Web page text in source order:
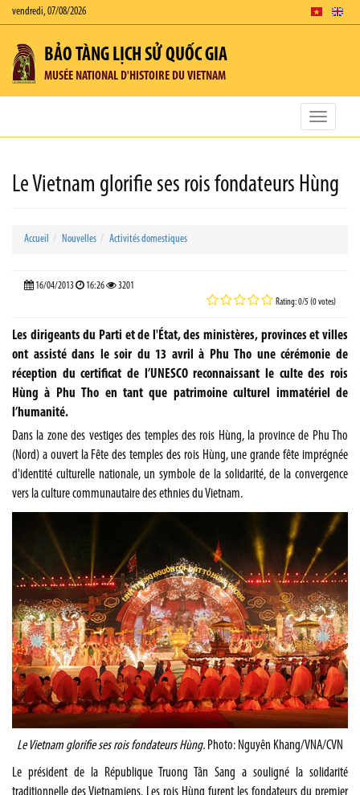
vendredi, 07/08/2026
BẢO TÀNG LỊCH SỬ QUỐC GIA
MUSÉE NATIONAL D'HISTOIRE DU VIETNAM
Toggle
Le Vietnam glorifie ses rois fondateurs Hùng
Accueil Nouvelles Activités domestiques
16/04/2013 16:26 3201
Rating: 0/5 (0 votes)
Les dirigeants du Parti et de l'État, des ministères, provinces et villes
ont assisté dans le soir du 13 avril à Phu Tho une cérémonie de
réception du certificat de l’UNESCO reconnaissant le culte des rois
Hùng à Phu Tho en tant que patrimoine culturel immatériel de
l’humanité.
Dans la zone des vestiges des temples des rois Hùng, la province de Phu Tho
(Nord) a ouvert la Fête des temples des rois Hùng, une grande fête imprégnée
d'identité culturelle nationale, un symbole de la solidarité, de la convergence
vers la culture communautaire des ethnies du Vietnam.
Le Vietnam glorifie ses rois fondateurs Hùng. Photo: Nguyên Khang/VNA/CVN
Le président de la République Truong Tân Sang a souligné la solidarité
traditionnelle des Vietnamiens. Les rois Hùng furent les fondateurs du premier